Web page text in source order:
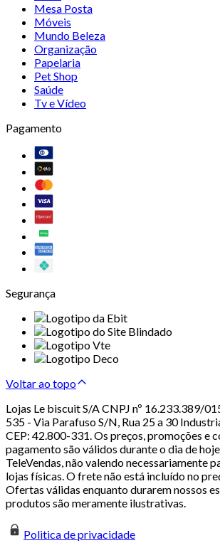
Mesa Posta
Móveis
Mundo Beleza
Organização
Papelaria
Pet Shop
Saúde
Tv e Vídeo
Pagamento
Segurança
Voltar ao topo
Lojas Le biscuit S/A CNPJ nº 16.233.389/
535 - Via Parafuso S/N, Rua 25 a 30
CEP: 42.800-331. Os preços, promoções e
pagamento são válidos durante o dia de
TeleVendas, não valendo necessariamente
lojas físicas. O frete não está incluído no
Ofertas válidas enquanto durarem nossos
produtos são meramente ilustrativas.
Politica de privacidade